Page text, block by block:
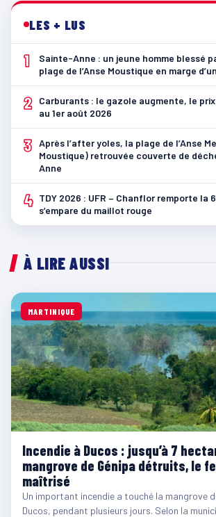
LES + LUS
1
Sainte-Anne : un jeune homme blessé
plage de l’Anse Moustique en marge
2
Carburants : le gazole augmente, le
au 1er août 2026
3 Après l’after yoles, la plage de l’Anse
Moustique) retrouvée couverte de
Anne
4 TDY 2026 : UFR – Chanflor remporte la
s’empare du maillot rouge
À LIRE AUSSI
MARTINIQUE
Incendie à Ducos : jusqu’à 7
mangrove de Génipa détruits, le
maîtrisé
Un important incendie a touché la mangrove
Ducos, pendant plusieurs jours. Selon la